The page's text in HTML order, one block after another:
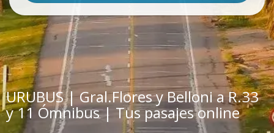
URUBUS | Gral.Flores y Belloni a R.33
y 11 Ómnibus | Tus pasajes online